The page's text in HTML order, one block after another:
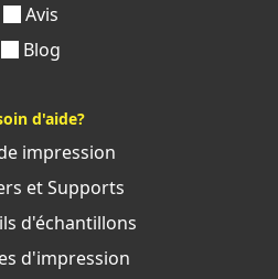
Avis
Blog
d'aide?
impression
et Supports
d'échantillons
d'impression